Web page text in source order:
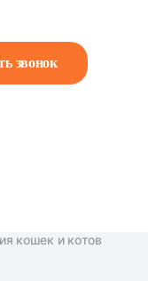
звонок
кошек и котов